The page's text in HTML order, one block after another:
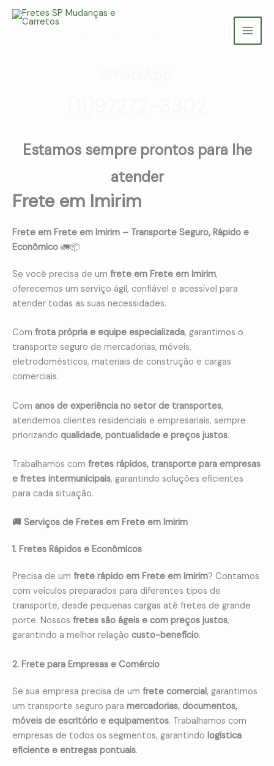
para
Estamos sempre prontos para lhe
atender
Frete em Imirim
Frete em Frete em Imirim – Transporte Seguro, Rápido e
Econômico 🚛📦
Se você precisa de um frete em Frete em Imirim,
oferecemos um serviço ágil, confiável e acessível para
atender todas as suas necessidades.
Com frota própria e equipe especializada, garantimos o
transporte seguro de mercadorias, móveis,
eletrodomésticos, materiais de construção e cargas
comerciais.
Com anos de experiência no setor de transportes,
atendemos clientes residenciais e empresariais, sempre
priorizando qualidade, pontualidade e preços justos.
Trabalhamos com fretes rápidos, transporte para empresas
e fretes intermunicipais, garantindo soluções eficientes
para cada situação.
🚚 Serviços de Fretes em Frete em Imirim
1. Fretes Rápidos e Econômicos
Precisa de um frete rápido em Frete em Imirim? Contamos
com veículos preparados para diferentes tipos de
transporte, desde pequenas cargas até fretes de grande
porte. Nossos fretes são ágeis e com preços justos,
garantindo a melhor relação custo-benefício.
2. Frete para Empresas e Comércio
Se sua empresa precisa de um frete comercial, garantimos
um transporte seguro para mercadorias, documentos,
móveis de escritório e equipamentos. Trabalhamos com
empresas de todos os segmentos, garantindo logística
eficiente e entregas pontuais.